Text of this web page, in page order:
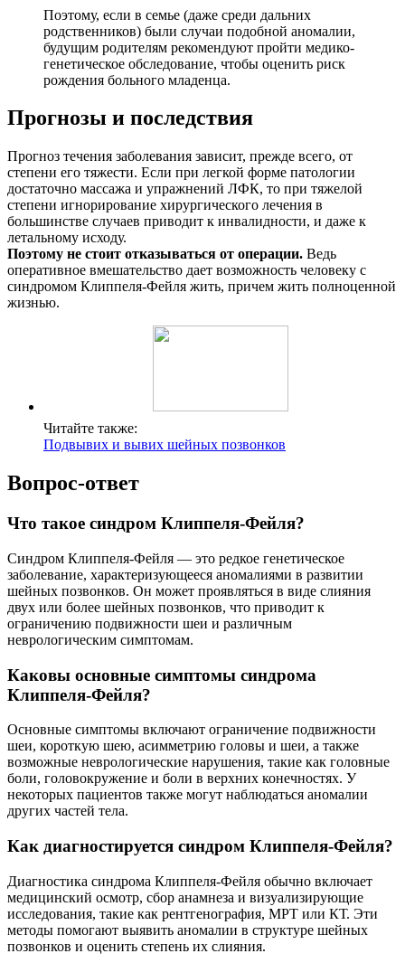
Поэтому, если в семье (даже среди дальних
родственников) были случаи подобной аномалии,
будущим родителям рекомендуют пройти медико-
генетическое обследование, чтобы оценить риск
рождения больного младенца.
Прогнозы и последствия
Прогноз течения заболевания зависит, прежде всего, от
степени его тяжести. Если при легкой форме патологии
достаточно массажа и упражнений ЛФК, то при тяжелой
степени игнорирование хирургического лечения в
большинстве случаев приводит к инвалидности, и даже к
летальному исходу.
Поэтому не стоит отказываться от операции. Ведь
оперативное вмешательство дает возможность человеку с
синдромом Клиппеля-Фейля жить, причем жить полноценной
жизнью.
Читайте также:
Подвывих и вывих шейных позвонков
Вопрос-ответ
Что такое синдром Клиппеля-Фейля?
Синдром Клиппеля-Фейля — это редкое генетическое
заболевание, характеризующееся аномалиями в развитии
шейных позвонков. Он может проявляться в виде слияния
двух или более шейных позвонков, что приводит к
ограничению подвижности шеи и различным
неврологическим симптомам.
Каковы основные симптомы синдрома
Клиппеля-Фейля?
Основные симптомы включают ограничение подвижности
шеи, короткую шею, асимметрию головы и шеи, а также
возможные неврологические нарушения, такие как головные
боли, головокружение и боли в верхних конечностях. У
некоторых пациентов также могут наблюдаться аномалии
других частей тела.
Как диагностируется синдром Клиппеля-Фейля?
Диагностика синдрома Клиппеля-Фейля обычно включает
медицинский осмотр, сбор анамнеза и визуализирующие
исследования, такие как рентгенография, МРТ или КТ. Эти
методы помогают выявить аномалии в структуре шейных
позвонков и оценить степень их слияния.